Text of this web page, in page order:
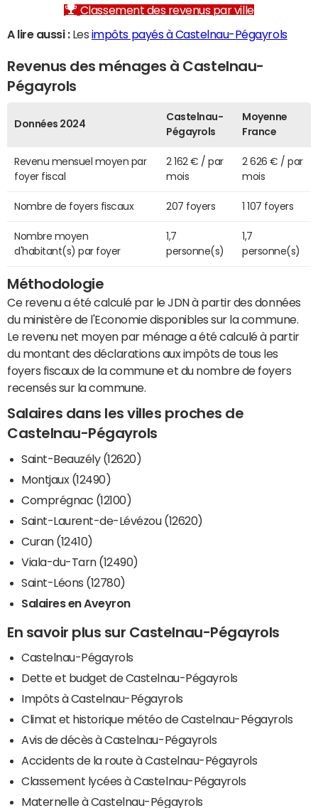
Classement des revenus par ville
A lire aussi :Les impôts payés à Castelnau-Pégayrols
Revenus des ménages à Castelnau-
Pégayrols
Données 2024
Castelnau-
Pégayrols
Moyenne
France
Revenu mensuel moyen par
foyer fiscal
2 162 € / par
mois
2 626 € / par
mois
Nombre de foyers fiscaux 207 foyers 1 107 foyers
Nombre moyen
d'habitant(s) par foyer
1,7
personne(s)
1,7
personne(s)
Méthodologie
Ce revenu a été calculé par le JDN à partir des données
du ministère de l'Economie disponibles sur la commune.
Le revenu net moyen par ménage a été calculé à partir
du montant des déclarations aux impôts de tous les
foyers fiscaux de la commune et du nombre de foyers
recensés sur la commune.
Salaires dans les villes proches de
Castelnau-Pégayrols
Saint-Beauzély (12620)
Montjaux (12490)
Comprégnac (12100)
Saint-Laurent-de-Lévézou (12620)
Curan (12410)
Viala-du-Tarn (12490)
Saint-Léons (12780)
Salaires en Aveyron
En savoir plus sur Castelnau-Pégayrols
Castelnau-Pégayrols
Dette et budget de Castelnau-Pégayrols
Impôts à Castelnau-Pégayrols
Climat et historique météo de Castelnau-Pégayrols
Avis de décès à Castelnau-Pégayrols
Accidents de la route à Castelnau-Pégayrols
Classement lycées à Castelnau-Pégayrols
Maternelle à Castelnau-Pégayrols